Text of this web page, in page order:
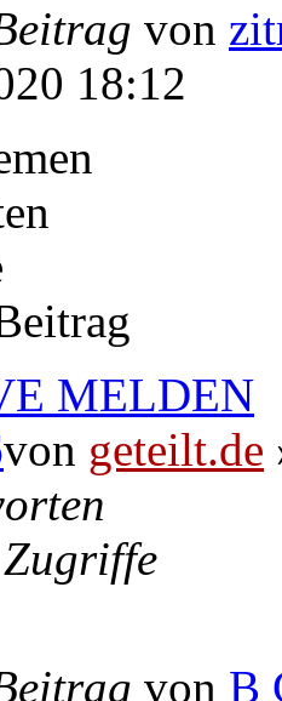
von
18:12
MELDEN
von geteilt.de
Zugriffe
von B